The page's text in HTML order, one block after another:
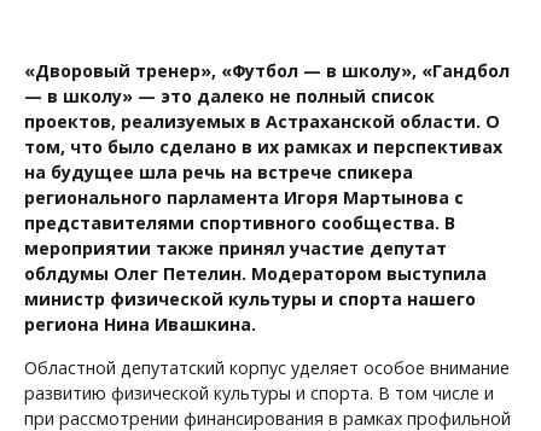
«Дворовый тренер», «Футбол — в школу», «Гандбол
— в школу» — это далеко не полный список
проектов, реализуемых в Астраханской области. О
том, что было сделано в их рамках и перспективах
на будущее шла речь на встрече спикера
регионального парламента Игоря Мартынова с
представителями спортивного сообщества. В
мероприятии также принял участие депутат
облдумы Олег Петелин. Модератором выступила
министр физической культуры и спорта нашего
региона Нина Ивашкина.
Областной депутатский корпус уделяет особое внимание
развитию физической культуры и спорта. В том числе и
при рассмотрении финансирования в рамках профильной